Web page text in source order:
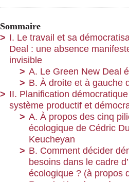
Sommaire
I. Le travail et sa
Deal : une absence
invisible
A. Le Green New Deal
B. À droite et à gauche
II. Planification
système productif et
A. À propos des cinq
écologique de Cédric
Keucheyan
B. Comment décider
besoins dans le cadre
écologique ? (à propos